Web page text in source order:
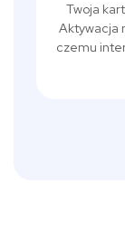
Twoja
Aktywacja
czemu